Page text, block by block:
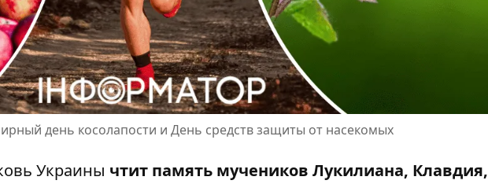
день косолапости и День средств защиты от насекомых
Украины чтит память мучеников Лукилиана, Клавдия,